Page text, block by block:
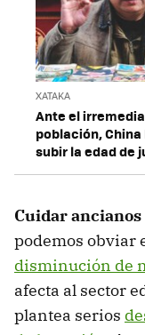
XATAKA
Ante el
población,
subir la edad de
Cuidar
podemos obviar
disminución de
afecta al sector
plantea serios